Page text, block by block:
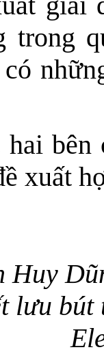
trong
bên
xuất
Huy
lưu bút